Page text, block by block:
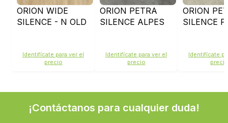
ORION WIDE
SILENCE - N OLD
Identifícate para ver el
precio
ORION PETRA
SILENCE ALPES
Identifícate para ver el
precio
ORION
SILENCE
Identifícate
precio
¡Contáctanos para cualquier duda!